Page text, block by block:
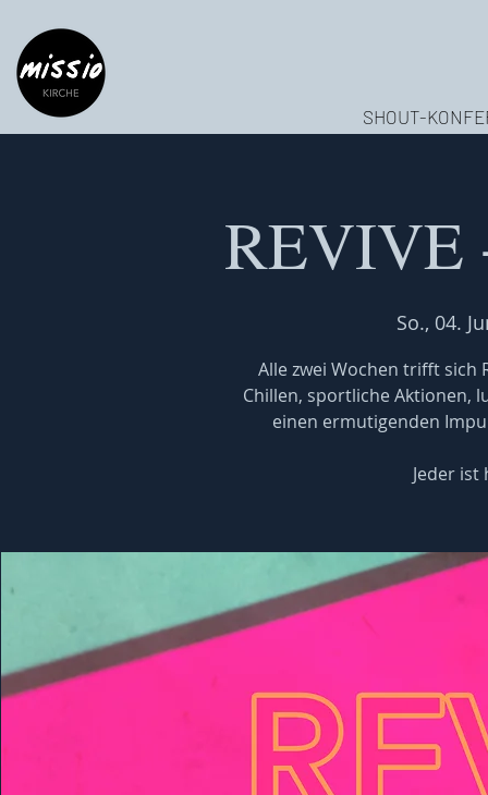
SHOUT-
REVIVE
So., 04.
Alle zwei Wochen trifft sich
Chillen, sportliche Aktionen,
einen ermutigenden
Jeder